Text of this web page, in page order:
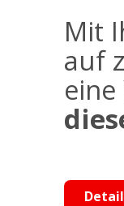
Mit
auf